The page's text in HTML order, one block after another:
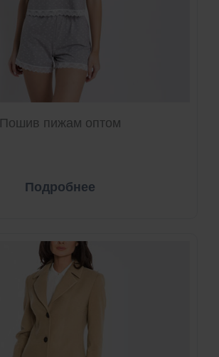
Пошив пижам оптом
Подробнее